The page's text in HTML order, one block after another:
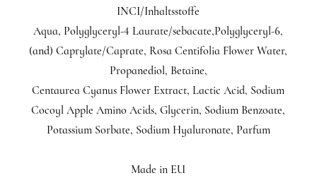
INCI/Inhaltsstoffe
Aqua, Polyglyceryl-4 Laurate/sebacate,Polyglyceryl-6,
(and) Caprylate/Caprate, Rosa Centifolia Flower Water,
Propanediol, Betaine,
Centaurea Cyanus Flower Extract, Lactic Acid, Sodium
Cocoyl Apple Amino Acids, Glycerin, Sodium Benzoate,
Potassium Sorbate, Sodium Hyaluronate, Parfum
Made in EU